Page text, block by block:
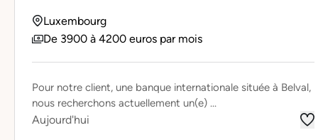
Luxembourg
De 3900 à 4200 euros par mois
Pour notre client, une banque internationale située à Belval,
nous recherchons actuellement un(e) ...
Aujourd'hui